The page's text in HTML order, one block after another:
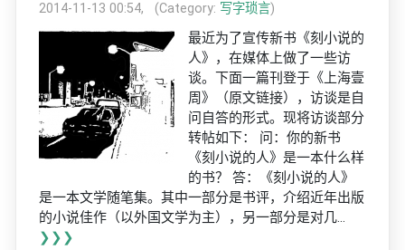
2014-11-13 00:54, (Category: 写字琐言)
最近为了宣传新书《刻小说的
人》，在媒体上做了一些访
谈。下面一篇刊登于《上海壹
周》（原文链接），访谈是自
问自答的形式。现将访谈部分
转帖如下： 问：你的新书
《刻小说的人》是一本什么样
的书？ 答：《刻小说的人》
是一本文学随笔集。其中一部分是书评，介绍近年出版
的小说佳作（以外国文学为主），另一部分是对几...
❯❯❯